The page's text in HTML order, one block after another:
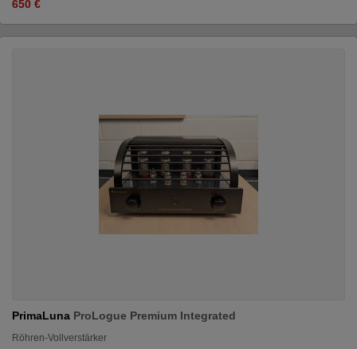
650 €
PrimaLuna ProLogue Premium Integrated
Röhren-Vollverstärker